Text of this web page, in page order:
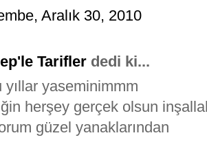
Aralık 30, 2010
Tarifler dedi ki...
yıllar yaseminimmm
herşey gerçek olsun
güzel yanaklarından